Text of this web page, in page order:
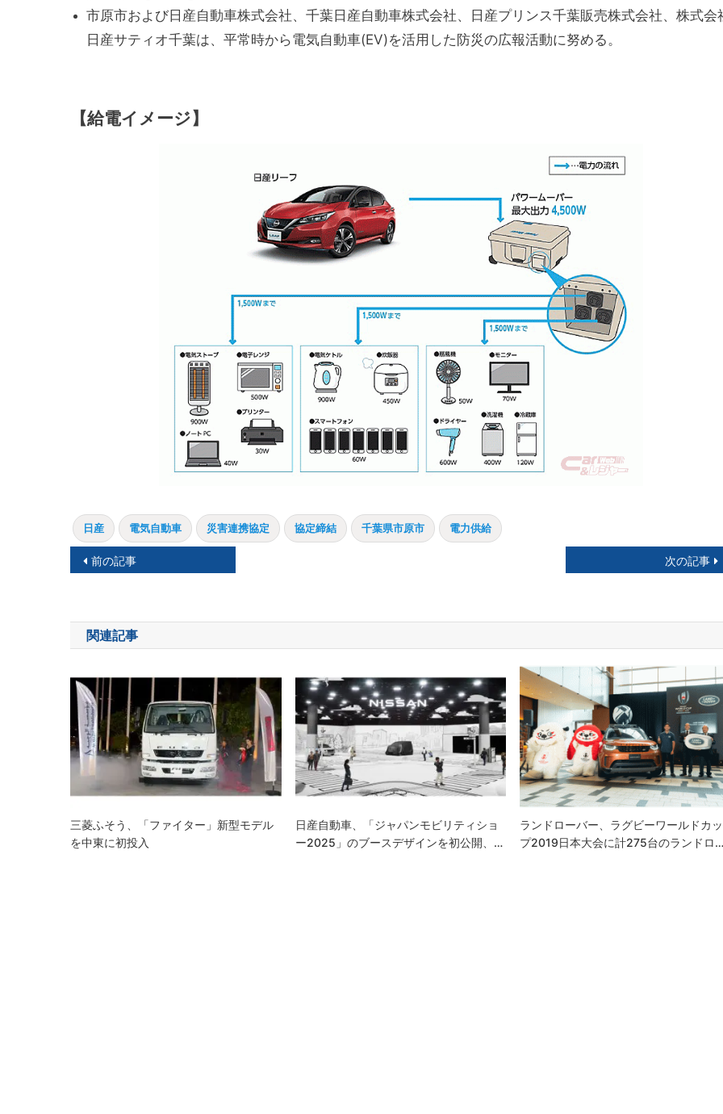
市原市および日産自動車株式会社、千葉日産自動車株式会社、日産プリンス千葉販売株式会社、株式会
日産サティオ千葉は、平常時から電気自動車(EV)を活用した防災の広報活動に努める。
【給電イメージ】
日産 電気自動車 災害連携協定 協定締結 千葉県市原市 電力供給
投
ナ
ビ
ゲ
ー
シ
ョ
ン
前の記事 次の記事
関連記事
三菱ふそう、「ファイター」新型モデル
を中東に初投入
日産自動車、「ジャパンモビリティショ
ー2025」のブースデザインを初公開、…
ランドローバー、ラグビーワールドカッ
プ2019日本大会に計275台のランドロ